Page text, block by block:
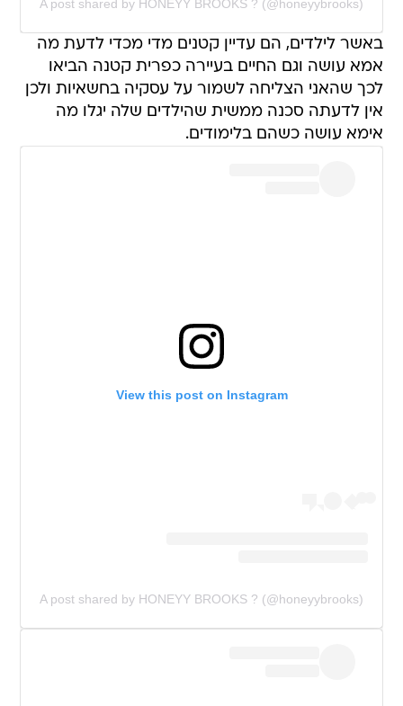
A post shared by HONEYY BROOKS ? (@honeyybrooks)
באשר לילדים, הם עדיין קטנים מדי מכדי לדעת מה
אמא עושה וגם החיים בעיירה כפרית קטנה הביאו
לכך שהאני הצליחה לשמור על עסקיה בחשאיות ולכן
אין לדעתה סכנה ממשית שהילדים שלה יגלו מה
אימא עושה כשהם בלימודים.
View this post on Instagram
A post shared by HONEYY BROOKS ? (@honeyybrooks)